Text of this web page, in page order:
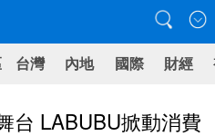
台灣 內地 國際 財經
台 LABUBU掀動消費